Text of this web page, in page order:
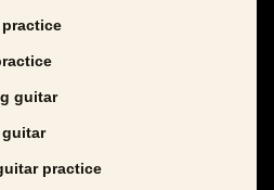
guitar
guitar
practice